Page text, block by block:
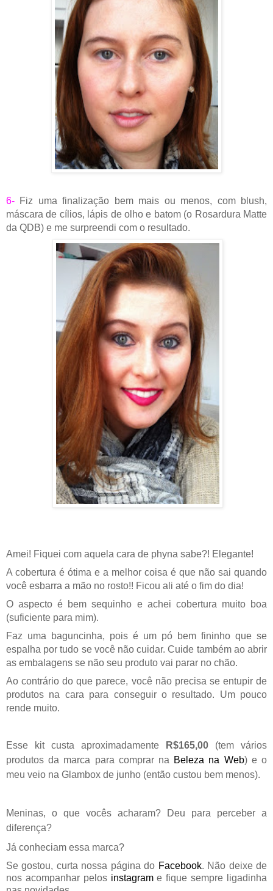
6- Fiz uma finalização bem mais ou menos, com blush,
máscara de cílios, lápis de olho e batom (o Rosardura Matte
da QDB) e me surpreendi com o resultado.
Amei! Fiquei com aquela cara de phyna sabe?! Elegante!
A cobertura é ótima e a melhor coisa é que não sai quando
você esbarra a mão no rosto!! Ficou ali até o fim do dia!
O aspecto é bem sequinho e achei cobertura muito boa
(suficiente para mim).
Faz uma baguncinha, pois é um pó bem fininho que se
espalha por tudo se você não cuidar. Cuide também ao abrir
as embalagens se não seu produto vai parar no chão.
Ao contrário do que parece, você não precisa se entupir de
produtos na cara para conseguir o resultado. Um pouco
rende muito.
Esse kit custa aproximadamente R$165,00 (tem vários
produtos da marca para comprar na Beleza na Web) e o
meu veio na Glambox de junho (então custou bem menos).
Meninas, o que vocês acharam? Deu para perceber a
diferença?
Já conheciam essa marca?
Se gostou, curta nossa página do Facebook. Não deixe de
nos acompanhar pelos instagrame fique sempre ligadinha